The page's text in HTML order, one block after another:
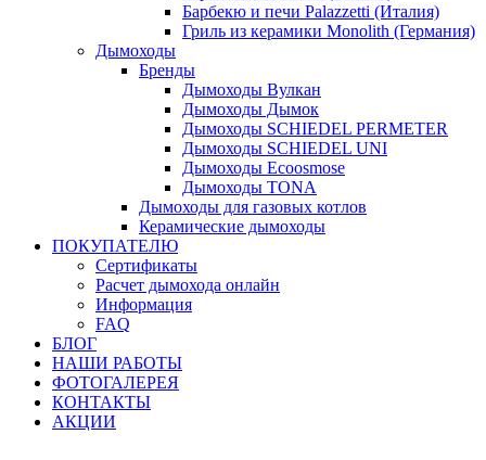
Барбекю и печи Palazzetti (Италия)
Гриль из керамики Monolith (Германия)
Дымоходы
Бренды
Дымоходы Вулкан
Дымоходы Дымок
Дымоходы SCHIEDEL PERMETER
Дымоходы SCHIEDEL UNI
Дымоходы Ecoosmose
Дымоходы TONA
Дымоходы для газовых котлов
Керамические дымоходы
ПОКУПАТЕЛЮ
Сертификаты
Расчет дымохода онлайн
Информация
FAQ
БЛОГ
НАШИ РАБОТЫ
ФОТОГАЛЕРЕЯ
КОНТАКТЫ
АКЦИИ